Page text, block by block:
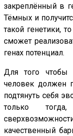
закреплённый в
Тёмных и
такой генетики,
сможет
генах потенциал.
Для того чтобы
человек должен
подтянуть себя
только
качественный